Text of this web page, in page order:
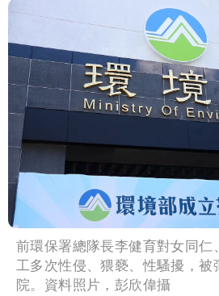
前環保署總隊長李健育對女同仁
工多次性侵、猥褻、性騷擾，被
院。資料照片，彭欣偉攝